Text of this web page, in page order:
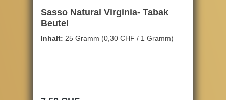
Sasso Natural Virginia- Tabak
Beutel
Inhalt: 25 Gramm (0,30 CHF / 1 Gramm)